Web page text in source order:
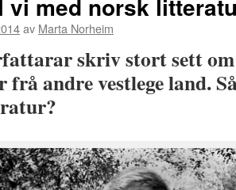
vi med norsk
av Marta Norheim
skriv stort sett om
andre vestlege land.